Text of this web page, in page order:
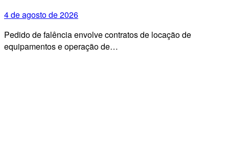
4 de agosto de 2026
Pedido de falência envolve contratos de locação de
equipamentos e operação de…